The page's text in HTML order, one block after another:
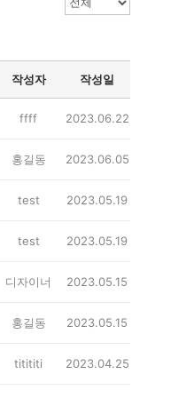
작성자 작성일
ffff 2023.06.22
홍길동 2023.06.05
test 2023.05.19
test 2023.05.19
디자이너 2023.05.15
홍길동 2023.05.15
titititi 2023.04.25